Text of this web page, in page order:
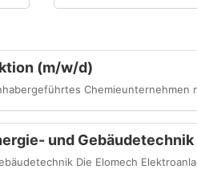
(m/w/d)
Chemieunternehmen
und Gebäudetechnik
Die Elomech